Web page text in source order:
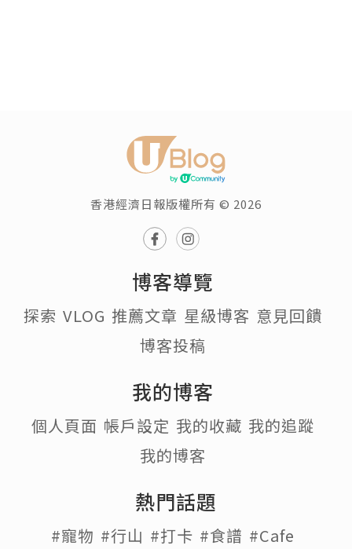
香港經濟日報版權所有 © 2026
博客導覽
探索 VLOG 推薦文章 星級博客 意見回饋
博客投稿
我的博客
個人頁面 帳戶設定 我的收藏 我的追蹤
我的博客
熱門話題
#寵物 #行山 #打卡 #食譜 #Cafe